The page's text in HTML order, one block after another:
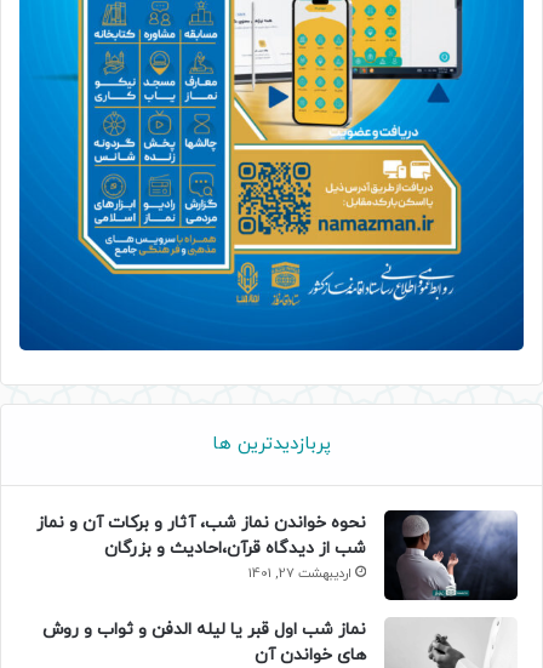
پربازدیدترین ها
نحوه خواندن نماز شب، آثار و برکات آن و نماز
شب از دیدگاه قرآن،احادیث و بزرگان
اردیبهشت 27, 1401
نماز شب اول قبر یا لیله الدفن و ثواب و روش
های خواندن آن